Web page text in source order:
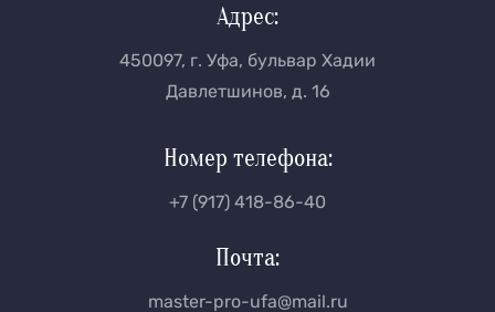
Адрес:
450097, г. Уфа, бульвар Хадии
Давлетшинов, д. 16
Номер телефона:
+7 (917) 418-86-40
Почта:
master-pro-ufa@mail.ru